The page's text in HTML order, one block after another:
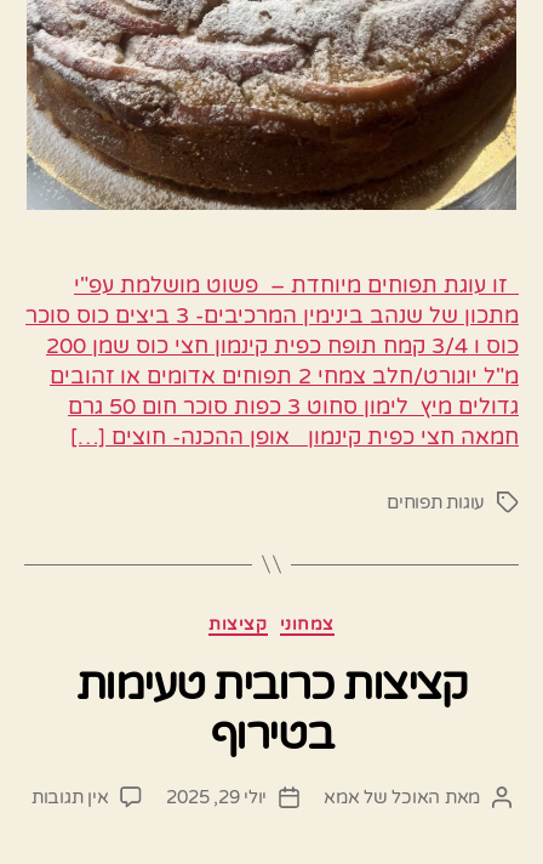
זו עוגת תפוחים מיוחדת – פשוט מושלמת עפ"י
מתכון של שנהב בינימין המרכיבים- 3 ביצים כוס סוכר
כוס ו 3/4 קמח תופח כפית קינמון חצי כוס שמן 200
מ"ל יוגורט/חלב צמחי 2 תפוחים אדומים או זהובים
גדולים מיץ לימון סחוט 3 כפות סוכר חום 50 גרם
חמאה חצי כפית קינמון אופן ההכנה- חוצים […]
תגיותעוגות תפוחים
קטגוריות צמחוני קציצות
קציצות כרובית טעימות
בטירוף
המחבר
מאת האוכל של אמא
תאריך
יולי 29, 2025 אין תגובות